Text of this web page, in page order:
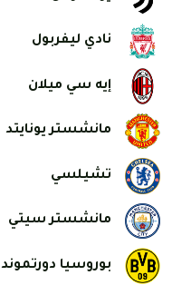
نادي ليفربول
إيه سي ميلان
مانشستر يونايتد
تشيلسي
مانشستر سيتي
بوروسيا دورتموند